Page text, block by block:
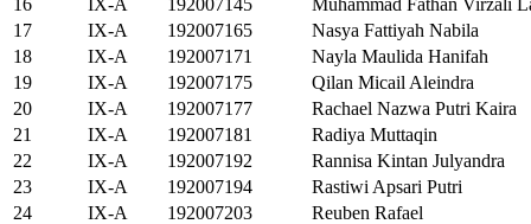
17
IX-A 192007165
Nasya Fattiyah Nabila
18
IX-A 192007171
Nayla Maulida Hanifah
19
IX-A 192007175
Qilan Micail Aleindra
20
IX-A 192007177
Rachael Nazwa Putri Kaira
21
IX-A 192007181
Radiya Muttaqin
22
IX-A 192007192
Rannisa Kintan Julyandra
23
IX-A 192007194
Rastiwi Apsari Putri
24
IX-A 192007203
Reuben Rafael